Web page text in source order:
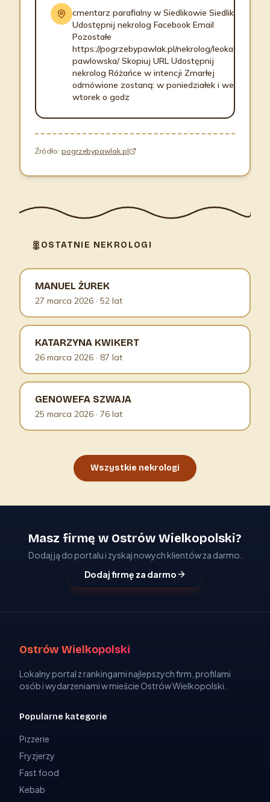
cmentarz parafialny w Siedlikowie Siedlików
Udostępnij nekrolog Facebook Email
Pozostałe
https://pogrzebypawlak.pl/nekrolog/leokadia-
pawlowska/ Skopiuj URL Udostępnij
nekrolog Różańce w intencji Zmarłej
odmówione zostaną: w poniedziałek i we
wtorek o godz
Źródło: pogrzebypawlak.pl
OSTATNIE NEKROLOGI
MANUEL ŻUREK
27 marca 2026 · 52 lat
KATARZYNA KWIKERT
26 marca 2026 · 87 lat
GENOWEFA SZWAJA
25 marca 2026 · 76 lat
Wszystkie nekrologi
Masz firmę w Ostrów Wielkopolski?
Dodaj ją do portalu i zyskaj nowych klientów za darmo.
Dodaj firmę za darmo
Ostrów Wielkopolski
Lokalny portal z rankingami najlepszych firm, profilami
osób i wydarzeniami w mieście Ostrów Wielkopolski.
Popularne kategorie
Pizzerie
Fryzjerzy
Fast food
Kebab